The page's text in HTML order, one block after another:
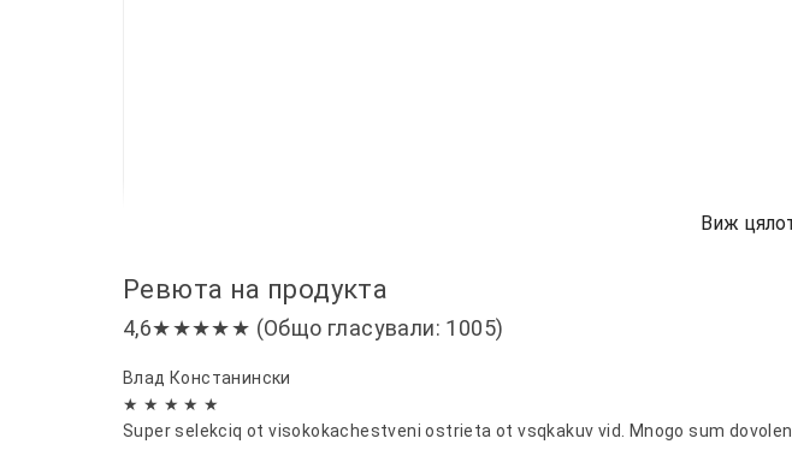
Ревюта на продукта
4,6★★★★★ (Общо гласували: 1005)
Влад Констанински
★ ★ ★ ★ ★
Super selekciq ot visokokachestveni ostrieta ot vsqkakuv vid. Mnogo sum dovolen